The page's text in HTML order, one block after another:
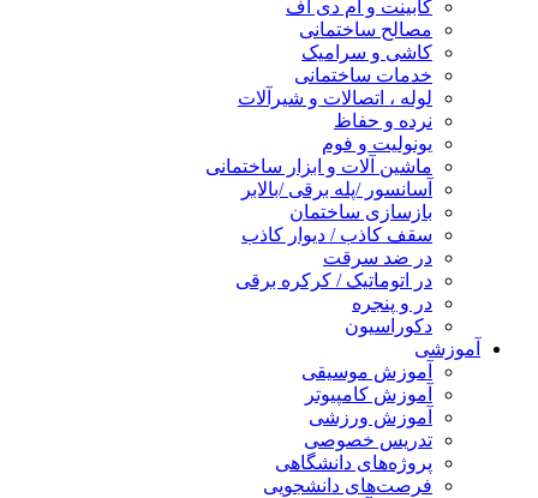
کابینت و ام دی اف
مصالح ساختمانی
کاشی و سرامیک
خدمات ساختمانی
لوله ، اتصالات و شیرآلات
نرده و حفاظ
یونولیت و فوم
ماشین آلات و ابزار ساختمانی
آسانسور /پله برقی /بالابر
بازسازی ساختمان
سقف کاذب / دیوار کاذب
در ضد سرقت
در اتوماتیک / کرکره برقی
در و پنجره
دکوراسیون
آموزشی
آموزش موسیقی
آموزش کامپیوتر
آموزش ورزشی
تدریس خصوصی
پروژه‌های دانشگاهی
فرصت‌های دانشجویی